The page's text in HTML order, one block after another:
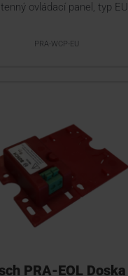
ovládací panel, typ EU
PRA-WCP-EU
PRA-EOL Doska